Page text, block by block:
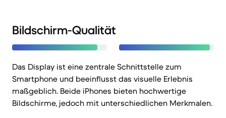
Bildschirm-Qualität
Das Display ist eine zentrale Schnittstelle zum
Smartphone und beeinflusst das visuelle Erlebnis
maßgeblich. Beide iPhones bieten hochwertige
Bildschirme, jedoch mit unterschiedlichen Merkmalen.